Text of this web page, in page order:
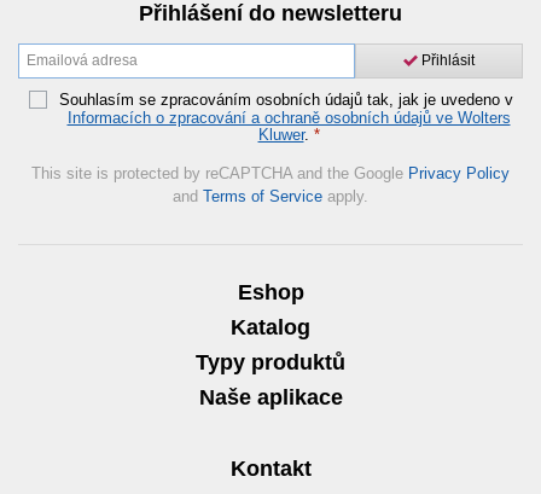
Přihlášení do newsletteru
Přihlásit
Souhlasím se zpracováním osobních údajů tak, jak je uvedeno v
Informacích o zpracování a ochraně osobních údajů ve Wolters
Kluwer. *
This site is protected by reCAPTCHA and the Google Privacy Policy
and Terms of Service apply.
Eshop
Katalog
Typy produktů
Naše aplikace
Kontakt